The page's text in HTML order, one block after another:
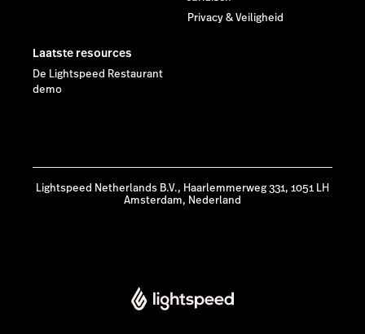
Privacy & Veiligheid
Laatste resources
De Lightspeed Restaurant
demo
Lightspeed Netherlands B.V., Haarlemmerweg 331, 1051 LH
Amsterdam, Nederland